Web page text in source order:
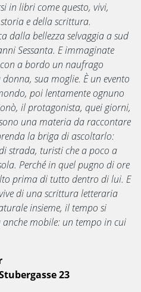
in libri come questo, vivi,
e della scrittura.
dalla bellezza selvaggia a sud
Sessanta. E immaginate
a bordo un naufrago
sua moglie. È un evento
poi lentamente ognuno
il protagonista, quei giorni,
una materia da raccontare
la briga di ascoltarlo:
strada, turisti che a poco a
Perché in quel pugno di ore
prima di tutto dentro di lui. E
di una scrittura letteraria
insieme, il tempo si
mobile: un tempo in cui
23